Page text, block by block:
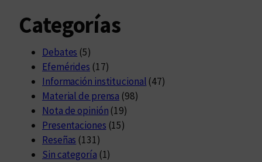
Categorías
Debates (5)
Efemérides (17)
Información institucional (47)
Material de prensa (98)
Nota de opinión (19)
Presentaciones (15)
Reseñas (131)
Sin categoría (1)